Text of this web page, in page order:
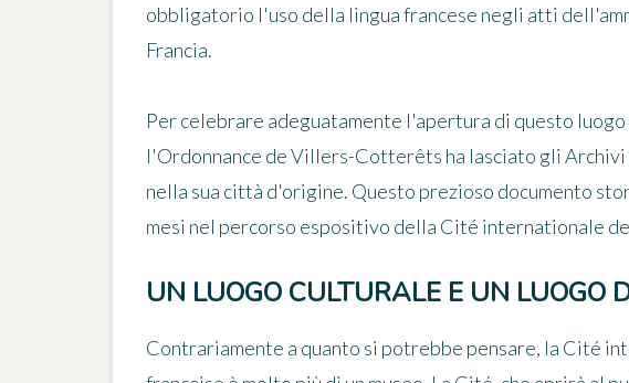
obbligatorio l'uso della lingua francese negli atti
Francia.
Per celebrare adeguatamente l'apertura di questo
l'Ordonnance de Villers-Cotterêts ha lasciato gli
nella sua città d'origine. Questo prezioso documento
mesi nel percorso espositivo della Cité internationale
UN LUOGO CULTURALE E UN LUOGO
Contrariamente a quanto si potrebbe pensare, la Cité